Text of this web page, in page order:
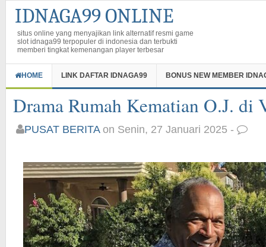
IDNAGA99 ONLINE
situs online yang menyajikan link alternatif resmi game
slot idnaga99 terpopuler di indonesia dan terbukti
memberi tingkat kemenangan player terbesar
HOME LINK DAFTAR IDNAGA99 BONUS NEW MEMBER
Drama Rumah Kematian O.J. di
PUSAT BERITA on Senin, 27 Januari 2025 -